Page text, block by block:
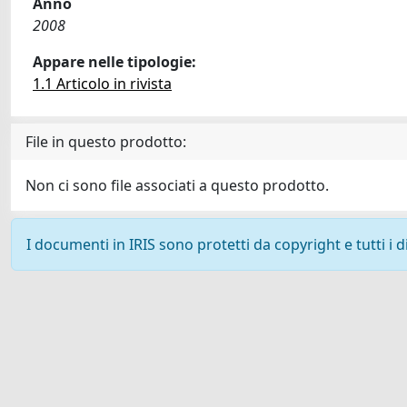
2008
Appare nelle tipologie:
1.1 Articolo in rivista
File in questo prodotto:
Non ci sono file associati a questo prodotto.
I documenti in IRIS sono protetti da copyright e tutti i